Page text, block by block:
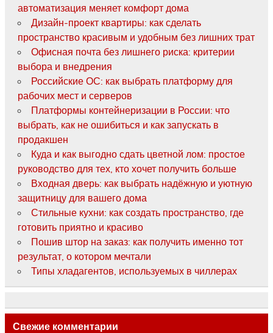
автоматизация меняет комфорт дома
Дизайн-проект квартиры: как сделать
пространство красивым и удобным без лишних трат
Офисная почта без лишнего риска: критерии
выбора и внедрения
Российские ОС: как выбрать платформу для
рабочих мест и серверов
Платформы контейнеризации в России: что
выбрать, как не ошибиться и как запускать в
продакшен
Куда и как выгодно сдать цветной лом: простое
руководство для тех, кто хочет получить больше
Входная дверь: как выбрать надёжную и уютную
защитницу для вашего дома
Стильные кухни: как создать пространство, где
готовить приятно и красиво
Пошив штор на заказ: как получить именно тот
результат, о котором мечтали
Типы хладагентов, используемых в чиллерах
Свежие комментарии